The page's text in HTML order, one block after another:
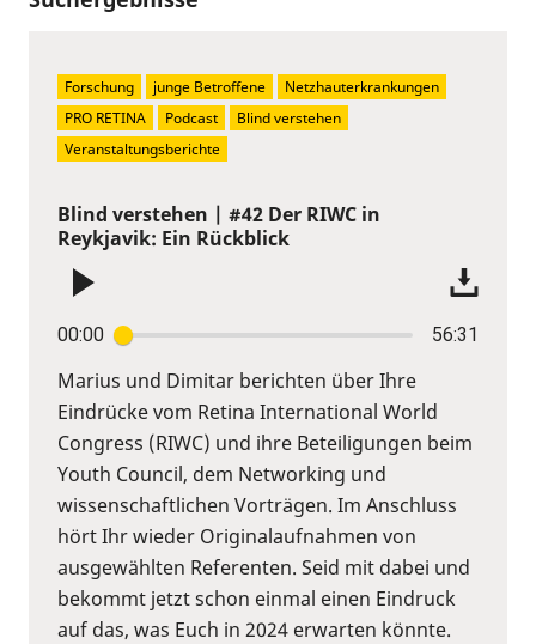
Blind verstehen | #42 Der RIWC in
Reykjavik: Ein Rückblick
00:00 56:31
Marius und Dimitar berichten über Ihre
Eindrücke vom Retina International World
Congress (RIWC) und ihre Beteiligungen beim
Youth Council, dem Networking und
wissenschaftlichen Vorträgen. Im Anschluss
hört Ihr wieder Originalaufnahmen von
ausgewählten Referenten. Seid mit dabei und
bekommt jetzt schon einmal einen Eindruck
auf das, was Euch in 2024 erwarten könnte.
Forschung junge Betroffene
Netzhauterkrankungen
PRO RETINA
Podcast
Blind verstehen
Veranstaltungsberichte